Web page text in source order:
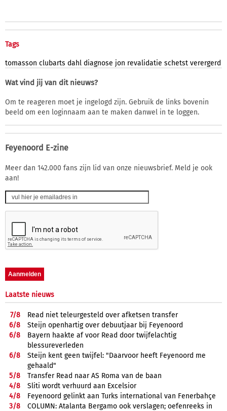
Tags
tomasson clubarts dahl diagnose jon revalidatie schetst verergerd
Wat vind jij van dit nieuws?
Om te reageren moet je ingelogd zijn. Gebruik de links bovenin
beeld om een loginnaam aan te maken danwel in te loggen.
Feyenoord E-zine
Meer dan 142.000 fans zijn lid van onze nieuwsbrief. Meld je ook
aan!
Laatste nieuws
7/8
Read niet teleurgesteld over afketsen transfer
6/8
Steijn openhartig over debuutjaar bij Feyenoord
6/8
Bayern haakte af voor Read door twijfelachtig
blessureverleden
6/8
Steijn kent geen twijfel: "Daarvoor heeft Feyenoord me
gehaald"
5/8
Transfer Read naar AS Roma van de baan
4/8
Sliti wordt verhuurd aan Excelsior
4/8
Feyenoord gelinkt aan Turks international van Fenerbahçe
3/8
COLUMN: Atalanta Bergamo ook verslagen; oefenreeks in